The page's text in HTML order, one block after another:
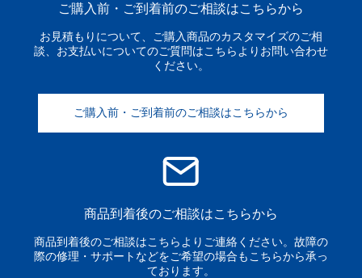
ご購入前・ご到着前のご相談はこちらから
お見積もりについて、ご購入商品のカスタマイズのご相
談、お支払いについてのご質問はこちらよりお問い合わせ
ください。
ご購入前・ご到着前のご相談はこちらから
商品到着後のご相談はこちらから
商品到着後のご相談はこちらよりご連絡ください。故障の
際の修理・サポートなどをご希望の場合もこちらから承っ
ております。